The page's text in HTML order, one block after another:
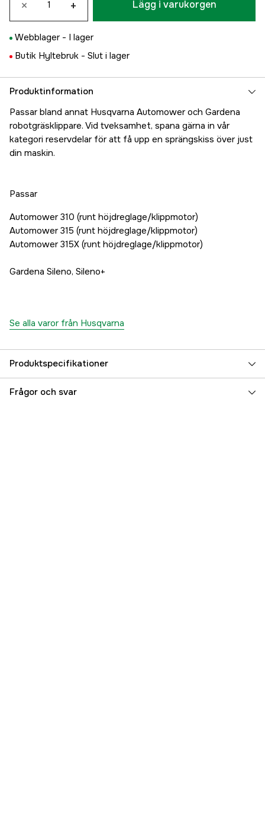
× + Lägg i varukorgen
Webblager - I lager
Butik Hyltebruk - Slut i lager
Produktinformation
Passar bland annat Husqvarna Automower och Gardena
robotgräsklippare. Vid tveksamhet, spana gärna in vår
kategori reservdelar för att få upp en sprängskiss över just
din maskin.
Passar
Automower 310 (runt höjdreglage/klippmotor)
Automower 315 (runt höjdreglage/klippmotor)
Automower 315X (runt höjdreglage/klippmotor)
Gardena Sileno, Sileno+
Se alla varor från Husqvarna
Produktspecifikationer
Global Garanti yes
Frågor och svar